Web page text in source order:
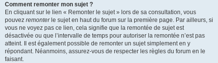
Comment remonter mon sujet ?
En cliquant sur le lien « Remonter le sujet » lors de sa consultation, vous
pouvez remonterle sujet en haut du forum sur la première page. Par ailleurs, si
vous ne voyez pas ce lien, cela signifie que la remontée de sujet est
désactivée ou que l’intervalle de temps pour autoriser la remontée n’est pas
atteint. Il est également possible de remonter un sujet simplement en y
répondant. Néanmoins, assurez-vous de respecter les règles du forum en le
faisant.